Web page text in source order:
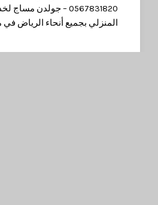
0567831820 – جولدن مساج لخدمة المساج
بجميع أنحاء الرياض في مدينة […]